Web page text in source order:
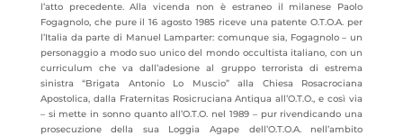
l’atto precedente. Alla vicenda non è estraneo il milanese Paolo
Fogagnolo, che pure il 16 agosto 1985 riceve una patente O.T.O.A. per
l’Italia da parte di Manuel Lamparter: comunque sia, Fogagnolo – un
personaggio a modo suo unico del mondo occultista italiano, con un
curriculum che va dall’adesione al gruppo terrorista di estrema
sinistra “Brigata Antonio Lo Muscio” alla Chiesa Rosacrociana
Apostolica, dalla Fraternitas Rosicruciana Antiqua all’O.T.O., e così via
– si mette in sonno quanto all’O.T.O. nel 1989 – pur rivendicando una
prosecuzione della sua Loggia Agape dell’O.T.O.A. nell’ambito